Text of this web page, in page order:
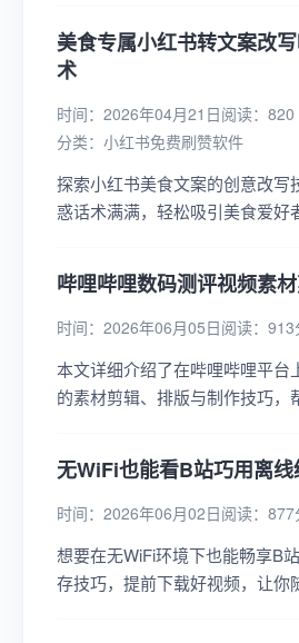
美食专属小红书转文案改
术
时间：2026年04月21日阅读：820
分类： 小红书免费刷赞软件
探索小红书美食文案的创意改写
惑话术满满，轻松吸引美食爱好
哔哩哔哩数码测评视频素
时间：2026年06月05日阅读：913
本文详细介绍了在哔哩哔哩平台
的素材剪辑、排版与制作技巧，
无WiFi也能看B站巧用离
时间：2026年06月02日阅读：877
想要在无WiFi环境下也能畅享B
存技巧，提前下载好视频，让你